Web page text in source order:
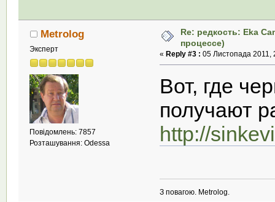
Metrolog
Эксперт
Повідомлень: 7857
Розташування: Odessa
Re: редкость: Eka
процессе)
«Reply #3 : 05 Листопада 2011,
Вот, где
получают
http://
З повагою. Metrolog.